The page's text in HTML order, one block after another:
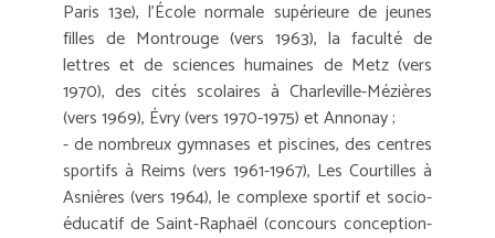
Paris 13e), l'École normale supérieure de jeunes
filles de Montrouge (vers 1963), la faculté de
lettres et de sciences humaines de Metz (vers
1970), des cités scolaires à Charleville-Mézières
(vers 1969), Évry (vers 1970-1975) et Annonay ;
- de nombreux gymnases et piscines, des centres
sportifs à Reims (vers 1961-1967), Les Courtilles à
Asnières (vers 1964), le complexe sportif et socio-
éducatif de Saint-Raphaël (concours conception-